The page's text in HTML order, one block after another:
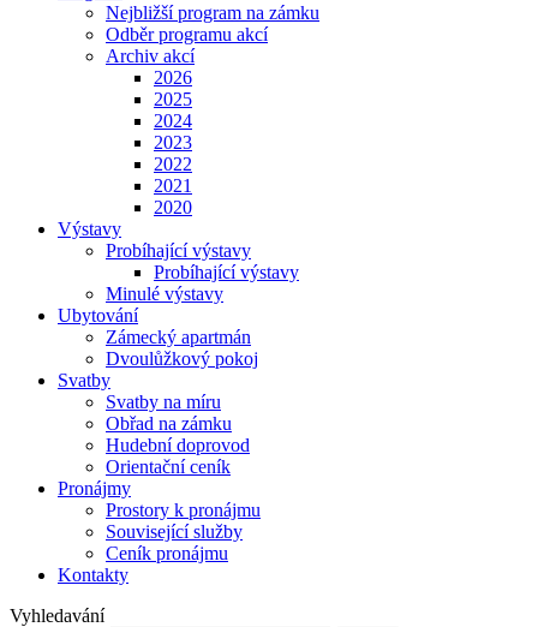
Nejbližší program na zámku
Odběr programu akcí
Archiv akcí
2026
2025
2024
2023
2022
2021
2020
Výstavy
Probíhající výstavy
Probíhající výstavy
Minulé výstavy
Ubytování
Zámecký apartmán
Dvoulůžkový pokoj
Svatby
Svatby na míru
Obřad na zámku
Hudební doprovod
Orientační ceník
Pronájmy
Prostory k pronájmu
Související služby
Ceník pronájmu
Kontakty
Vyhledavání